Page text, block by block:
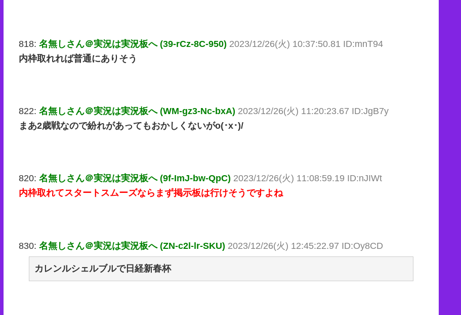
818: 名無しさん＠実況は実況板へ (39-rCz-8C-950) 2023/12/26(火) 10:37:50.81 ID:mnT94
内枠取れれば普通にありそう
822: 名無しさん＠実況は実況板へ (WM-gz3-Nc-bxA) 2023/12/26(火) 11:20:23.67 ID:JgB7y
まあ2歳戦なので紛れがあってもおかしくないがo(･x･)/
820: 名無しさん＠実況は実況板へ (9f-ImJ-bw-QpC) 2023/12/26(火) 11:08:59.19 ID:nJIWt
内枠取れてスタートスムーズならまず掲示板は行けそうですよね
830: 名無しさん＠実況は実況板へ (ZN-c2l-lr-SKU) 2023/12/26(火) 12:45:22.97 ID:Oy8CD
カレンルシェルブルで日経新春杯